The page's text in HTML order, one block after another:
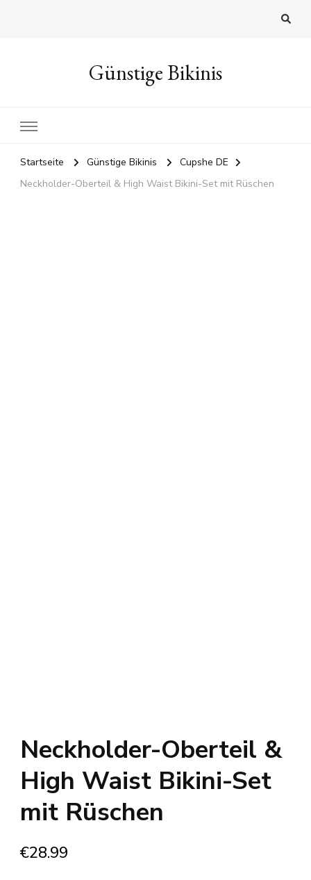
Günstige Bikinis
Startseite Günstige Bikinis
Cupshe DE
Neckholder-Oberteil & High Waist Bikini-Set mit Rüschen
Neckholder-Oberteil &
High Waist Bikini-Set
mit Rüschen
€28.99